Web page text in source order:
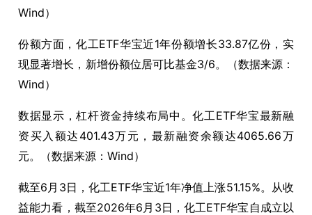
Wind）
份额方面，化工ETF华宝近1年份额增长33.87亿份，实
现显著增长，新增份额位居可比基金3/6。（数据来源：
Wind）
数据显示，杠杆资金持续布局中。化工ETF华宝最新融
资买入额达401.43万元，最新融资余额达4065.66万
元。（数据来源：Wind）
截至6月3日，化工ETF华宝近1年净值上涨51.15%。从收
益能力看，截至2026年6月3日，化工ETF华宝自成立以